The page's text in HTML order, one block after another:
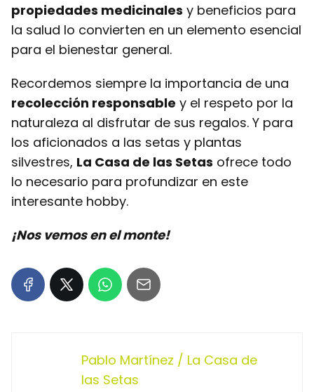
propiedades medicinales y beneficios para
la salud lo convierten en un elemento esencial
para el bienestar general.
Recordemos siempre la importancia de una
recolección responsable y el respeto por la
naturaleza al disfrutar de sus regalos. Y para
los aficionados a las setas y plantas
silvestres, La Casa de las Setas ofrece todo
lo necesario para profundizar en este
interesante hobby.
¡Nos vemos en el monte!
Pablo Martínez / La Casa de
las Setas